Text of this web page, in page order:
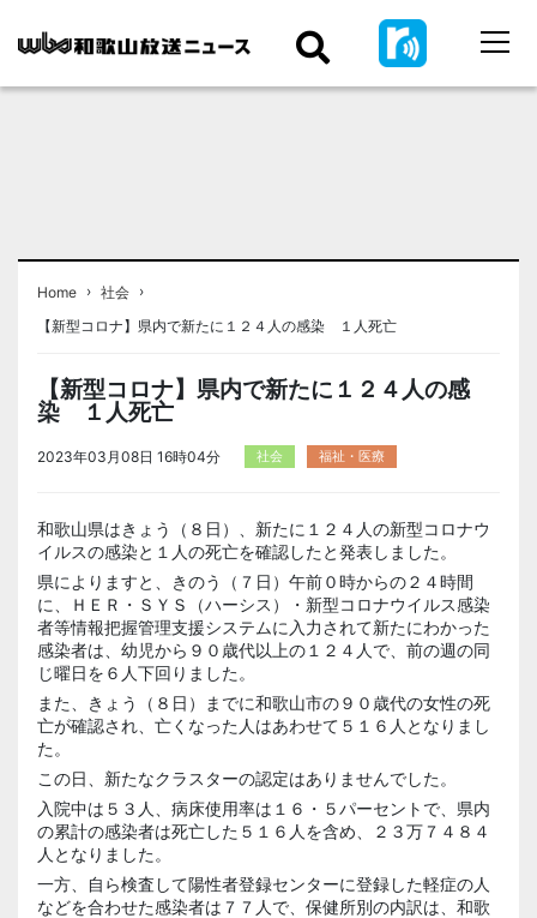
Home › 社会 ›
【新型コロナ】県内で新たに１２４人の感染 １人死亡
【新型コロナ】県内で新たに１２４人の感
染 １人死亡
2023年03月08日 16時04分 社会 福祉・医療
和歌山県はきょう（８日）、新たに１２４人の新型コロナウ
イルスの感染と１人の死亡を確認したと発表しました。
県によりますと、きのう（７日）午前０時からの２４時間
に、ＨＥＲ・ＳＹＳ（ハーシス）・新型コロナウイルス感染
者等情報把握管理支援システムに入力されて新たにわかった
感染者は、幼児から９０歳代以上の１２４人で、前の週の同
じ曜日を６人下回りました。
また、きょう（８日）までに和歌山市の９０歳代の女性の死
亡が確認され、亡くなった人はあわせて５１６人となりまし
た。
この日、新たなクラスターの認定はありませんでした。
入院中は５３人、病床使用率は１６・５パーセントで、県内
の累計の感染者は死亡した５１６人を含め、２３万７４８４
人となりました。
一方、自ら検査して陽性者登録センターに登録した軽症の人
などを合わせた感染者は７７人で、保健所別の内訳は、和歌